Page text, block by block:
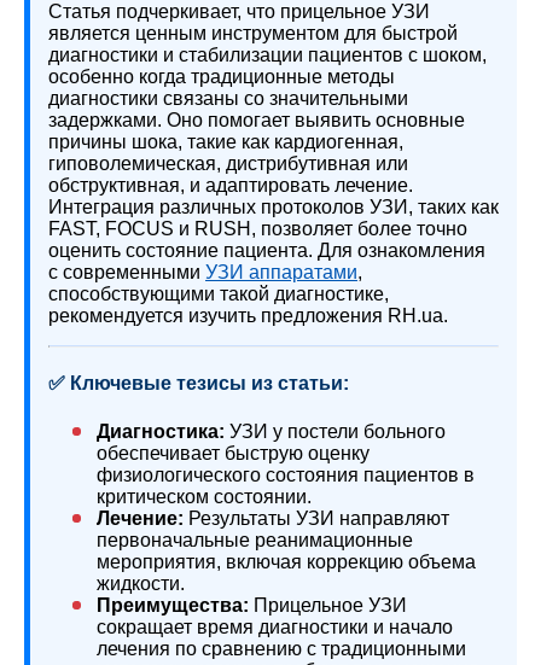
Статья подчеркивает, что прицельное УЗИ
является ценным инструментом для быстрой
диагностики и стабилизации пациентов с шоком,
особенно когда традиционные методы
диагностики связаны со значительными
задержками. Оно помогает выявить основные
причины шока, такие как кардиогенная,
гиповолемическая, дистрибутивная или
обструктивная, и адаптировать лечение.
Интеграция различных протоколов УЗИ, таких как
FAST, FOCUS и RUSH, позволяет более точно
оценить состояние пациента. Для ознакомления
с современными УЗИ аппаратами,
способствующими такой диагностике,
рекомендуется изучить предложения RH.ua.
✅ Ключевые тезисы из статьи:
Диагностика: УЗИ у постели больного
обеспечивает быструю оценку
физиологического состояния пациентов в
критическом состоянии.
Лечение: Результаты УЗИ направляют
первоначальные реанимационные
мероприятия, включая коррекцию объема
жидкости.
Преимущества: Прицельное УЗИ
сокращает время диагностики и начало
лечения по сравнению с традиционными